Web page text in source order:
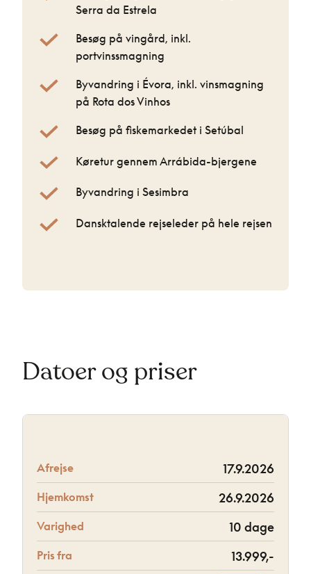
Serra da Estrela
Besøg på vingård, inkl.
portvinssmagning
Byvandring i Évora, inkl. vinsmagning
på Rota dos Vinhos
Besøg på fiskemarkedet i Setúbal
Køretur gennem Arrábida-bjergene
Byvandring i Sesimbra
Dansktalende rejseleder på hele rejsen
Datoer og priser
Afrejse 17.9.2026
Hjemkomst 26.9.2026
Varighed 10 dage
Pris fra 13.999,-